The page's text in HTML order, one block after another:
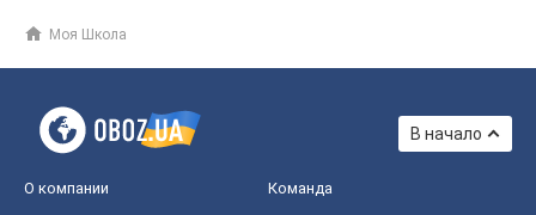
Моя Школа
В начало
О компании Команда